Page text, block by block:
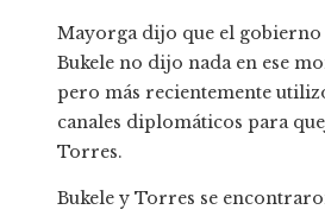
Mayorga dijo que el gobierno
Bukele no dijo nada en ese
pero más recientemente
canales diplomáticos para
Torres.
Bukele y Torres se